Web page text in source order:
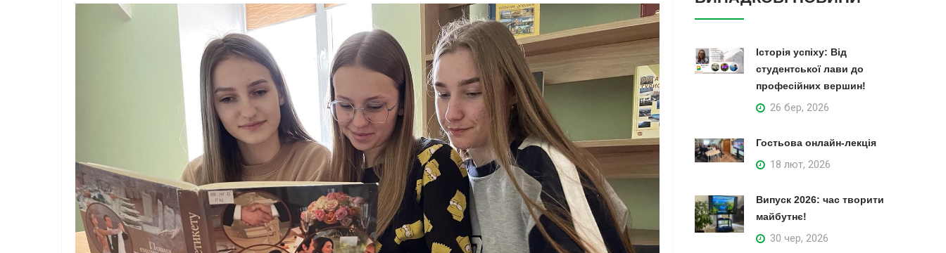
Історія успіху: Від
студентської лави до
професійних вершин!
26 бер, 2026
Гостьова онлайн-лекція
18 лют, 2026
Випуск 2026: час творити
майбутнє!
30 чер, 2026